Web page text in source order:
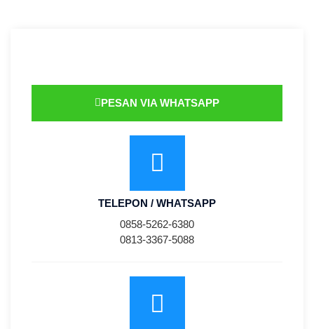
PESAN VIA WHATSAPP
TELEPON / WHATSAPP
0858-5262-6380
0813-3367-5088